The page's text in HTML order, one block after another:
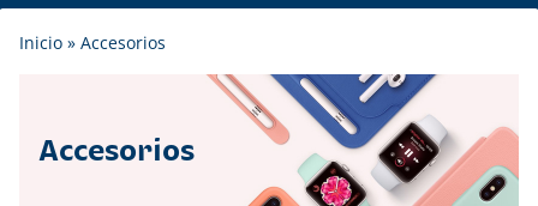
Inicio » Accesorios
Accesorios